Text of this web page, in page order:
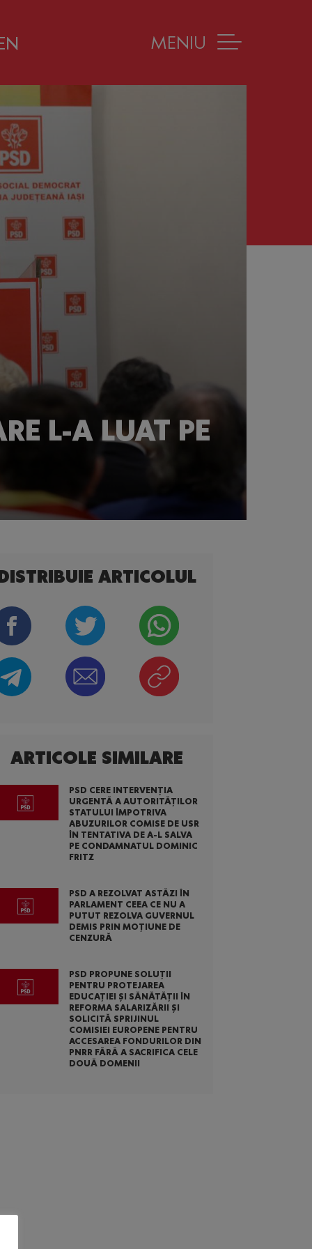
MENIU
L-A LUAT PE
ARTICOLE SIMILARE
PSD CERE INTERVENȚIA
URGENTĂ A AUTORITĂȚILOR
STATULUI ÎMPOTRIVA
ABUZURILOR COMISE DE USR
ÎN TENTATIVA DE A-L SALVA
PE CONDAMNATUL DOMINIC
FRITZ
PSD A REZOLVAT ASTĂZI ÎN
PARLAMENT CEEA CE NU A
PUTUT REZOLVA GUVERNUL
DEMIS PRIN MOȚIUNE DE
CENZURĂ
PSD PROPUNE SOLUȚII
PENTRU PROTEJAREA
EDUCAȚIEI ȘI SĂNĂTĂȚII ÎN
REFORMA SALARIZĂRII ȘI
SOLICITĂ SPRIJINUL
COMISIEI EUROPENE PENTRU
ACCESAREA FONDURILOR DIN
PNRR FĂRĂ A SACRIFICA CELE
DOUĂ DOMENII
ARTICOLUL